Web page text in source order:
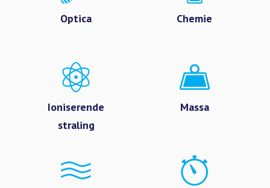
Optica Chemie
Ioniserende
straling
Massa